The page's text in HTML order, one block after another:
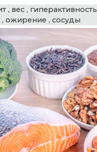
, вес , гиперактивность
, ожирение , сосуды